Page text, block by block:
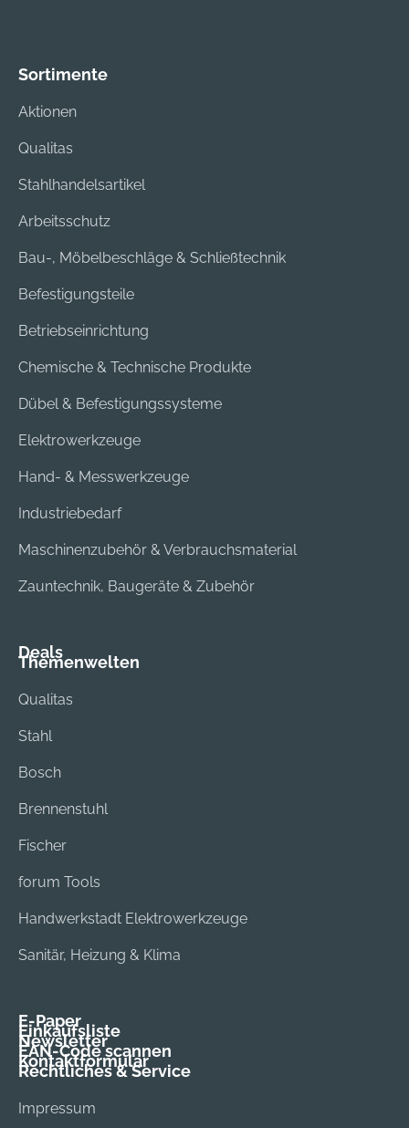
Sortimente
Aktionen
Qualitas
Stahlhandelsartikel
Arbeitsschutz
Bau-, Möbelbeschläge & Schließtechnik
Befestigungsteile
Betriebseinrichtung
Chemische & Technische Produkte
Dübel & Befestigungssysteme
Elektrowerkzeuge
Hand- & Messwerkzeuge
Industriebedarf
Maschinenzubehör & Verbrauchsmaterial
Zauntechnik, Baugeräte & Zubehör
Deals
Themenwelten
Qualitas
Stahl
Bosch
Brennenstuhl
Fischer
forum Tools
Handwerkstadt Elektrowerkzeuge
Sanitär, Heizung & Klima
E-Paper
Einkaufsliste
Newsletter
EAN-Code scannen
Kontaktformular
Rechtliches & Service
Impressum